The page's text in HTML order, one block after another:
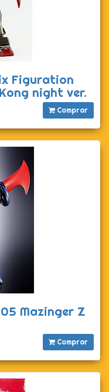
Figuration
night ver.
Comprar
Mazinger Z
Comprar